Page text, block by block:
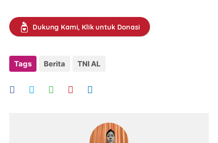
Dukung Kami, Klik untuk Donasi
Tags Berita TNI AL